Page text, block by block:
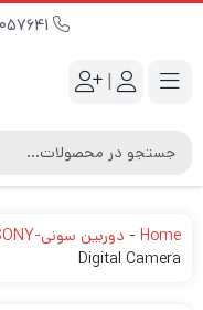
|
Home
- دوربین سونی-SONY
Digital Camera